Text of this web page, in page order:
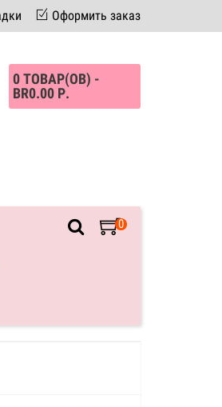
Оформить заказ
0 ТОВАР(ОВ) -
BR0.00 Р.
0